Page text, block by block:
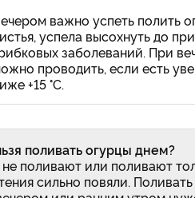
важно успеть полить
успела высохнуть до
заболеваний. При
проводить, если есть
+15 °С.
поливать огурцы днем?
поливают или поливают
сильно повяли.